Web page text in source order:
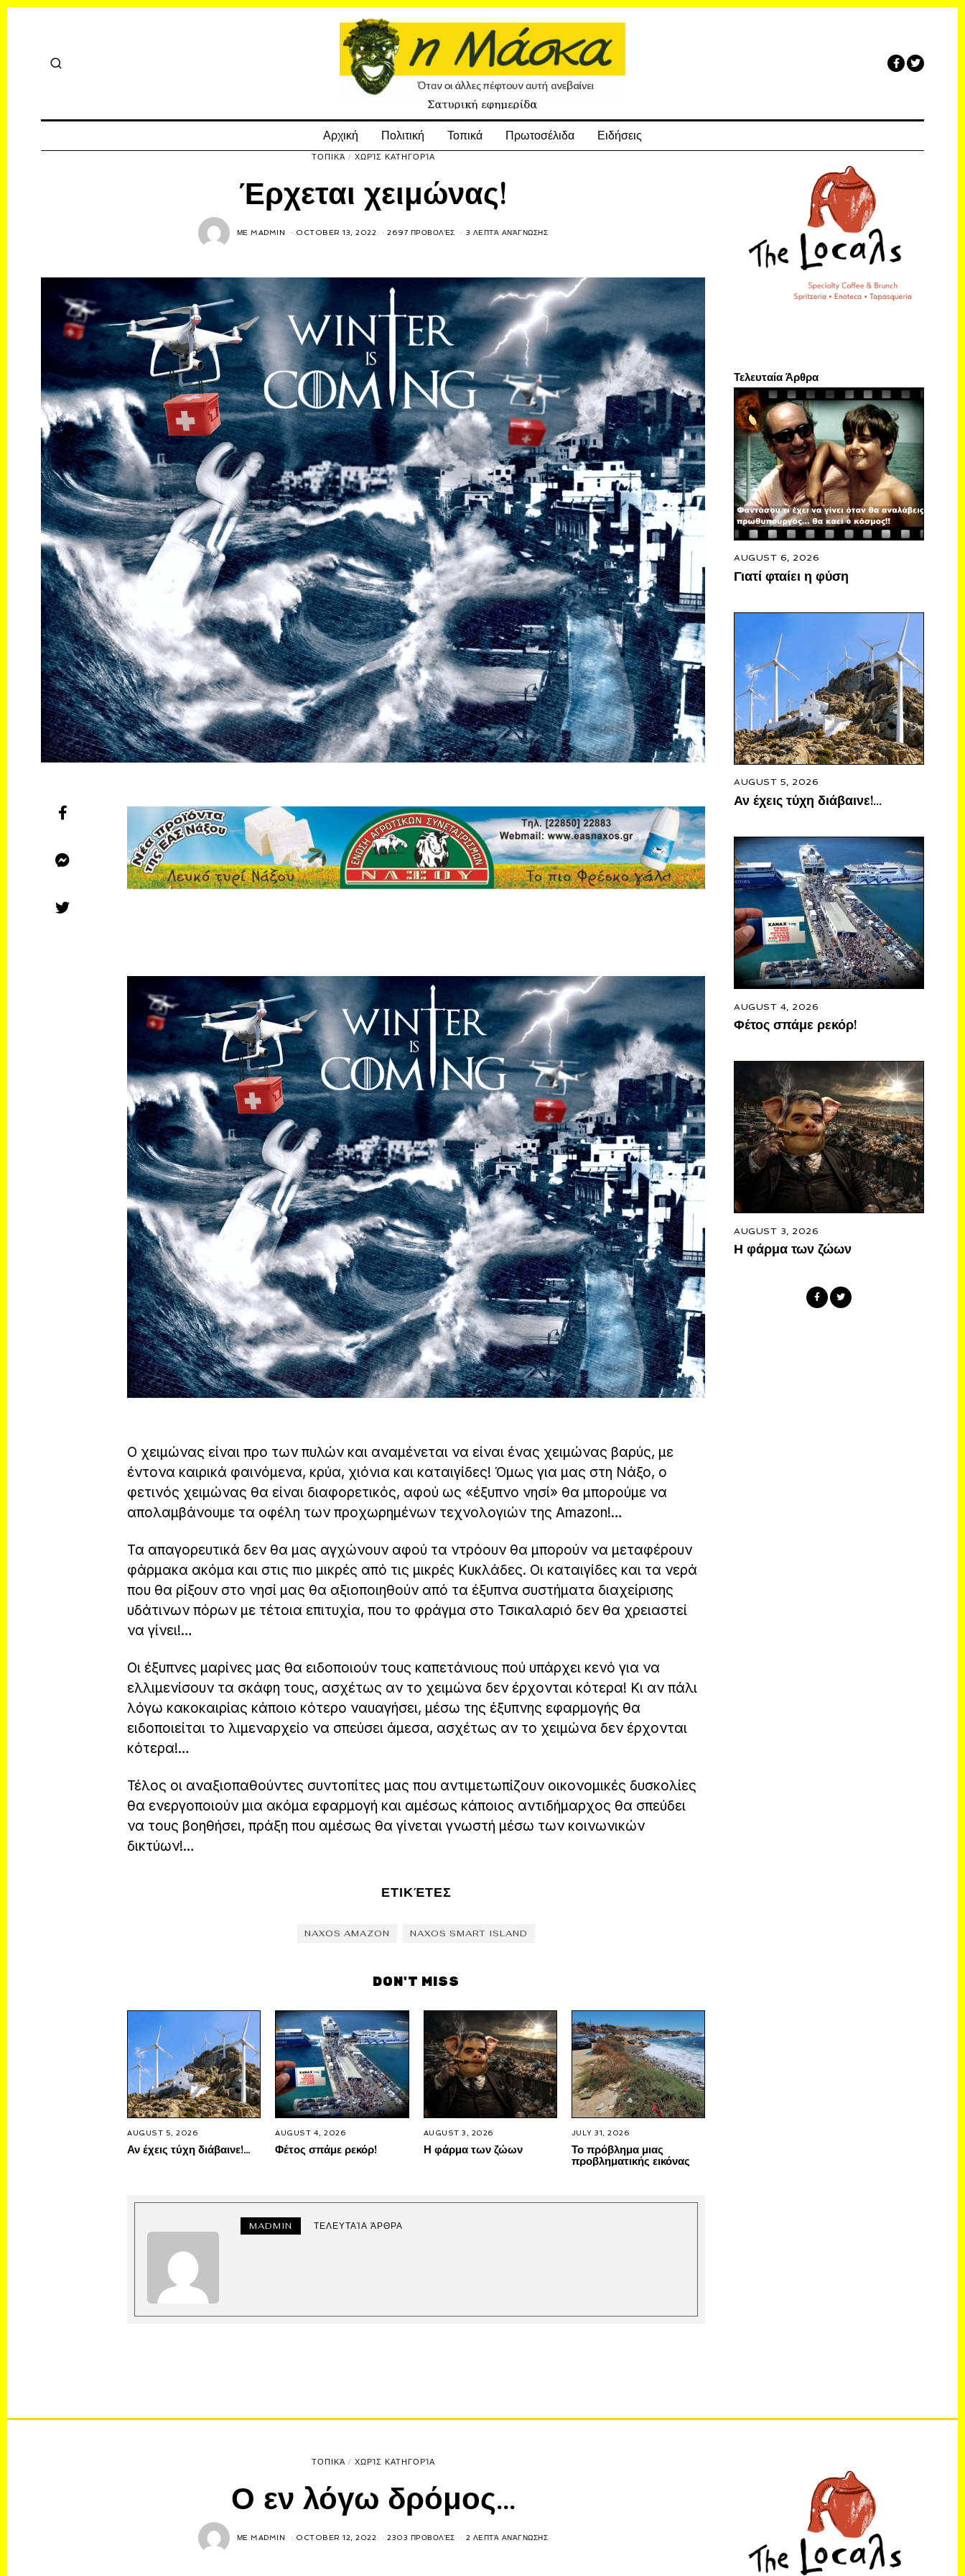
Αρχική Πολιτική Τοπικά Πρωτοσέλιδα Ειδήσεις
ΤΟΠΙΚΆ / ΧΩΡΊΣ ΚΑΤΗΓΟΡΊΑ
Έρχεται χειμώνας!
ΜΕ MADMIN OCTOBER 13, 2022 2697 ΠΡΟΒΟΛΈΣ 3 ΛΕΠΤΆ ΑΝΆΓΝΩΣΗΣ
Ο χειμώνας είναι προ των πυλών και αναμένεται να είναι ένας χειμώνας βαρύς, με
έντονα καιρικά φαινόμενα, κρύα, χιόνια και καταιγίδες! Όμως για μας στη Νάξο, ο
φετινός χειμώνας θα είναι διαφορετικός, αφού ως «έξυπνο νησί» θα μπορούμε να
απολαμβάνουμε τα οφέλη των προχωρημένων τεχνολογιών της Αmazon!…
Τα απαγορευτικά δεν θα μας αγχώνουν αφού τα ντρόουν θα μπορούν να μεταφέρουν
φάρμακα ακόμα και στις πιο μικρές από τις μικρές Κυκλάδες. Οι καταιγίδες και τα νερά
που θα ρίξουν στο νησί μας θα αξιοποιηθούν από τα έξυπνα συστήματα διαχείρισης
υδάτινων πόρων με τέτοια επιτυχία, που το φράγμα στο Τσικαλαριό δεν θα χρειαστεί
να γίνει!…
Οι έξυπνες μαρίνες μας θα ειδοποιούν τους καπετάνιους πού υπάρχει κενό για να
ελλιμενίσουν τα σκάφη τους, ασχέτως αν το χειμώνα δεν έρχονται κότερα! Κι αν πάλι
λόγω κακοκαιρίας κάποιο κότερο ναυαγήσει, μέσω της έξυπνης εφαρμογής θα
ειδοποιείται το λιμεναρχείο να σπεύσει άμεσα, ασχέτως αν το χειμώνα δεν έρχονται
κότερα!…
Τέλος οι αναξιοπαθούντες συντοπίτες μας που αντιμετωπίζουν οικονομικές δυσκολίες
θα ενεργοποιούν μια ακόμα εφαρμογή και αμέσως κάποιος αντιδήμαρχος θα σπεύδει
να τους βοηθήσει, πράξη που αμέσως θα γίνεται γνωστή μέσω των κοινωνικών
δικτύων!…
ΕΤΙΚΈΤΕΣ
NAXOS AMAZON NAXOS SMART ISLAND
DON'T MISS
AUGUST 5, 2026
Αν έχεις τύχη διάβαινε!…
AUGUST 4, 2026
Φέτος σπάμε ρεκόρ!
AUGUST 3, 2026
Η φάρμα των ζώων
JULY 31, 2026
Το πρόβλημα μιας
προβληματικής εικόνας
MADMIN ΤΕΛΕΥΤΑΊΑ ΆΡΘΡΑ
Τελευταία Άρθρα
AUGUST 6, 2026
Γιατί φταίει η φύση
AUGUST 5, 2026
Αν έχεις τύχη διάβαινε!…
AUGUST 4, 2026
Φέτος σπάμε ρεκόρ!
AUGUST 3, 2026
Η φάρμα των ζώων
ΤΟΠΙΚΆ / ΧΩΡΊΣ ΚΑΤΗΓΟΡΊΑ
Ο εν λόγω δρόμος…
ΜΕ MADMIN OCTOBER 12, 2022 2303 ΠΡΟΒΟΛΈΣ 2 ΛΕΠΤΆ ΑΝΆΓΝΩΣΗΣ